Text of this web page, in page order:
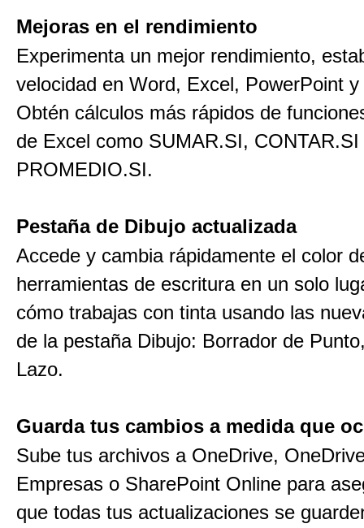
Mejoras en el rendimiento
Experimenta un mejor rendimiento,
velocidad en Word, Excel, PowerPoint
Obtén cálculos más rápidos de
de Excel como SUMAR.SI, CONTAR.SI
PROMEDIO.SI.
Pestaña de Dibujo actualizada
Accede y cambia rápidamente el color
herramientas de escritura en un solo
cómo trabajas con tinta usando las
de la pestaña Dibujo: Borrador de
Lazo.
Guarda tus cambios a medida que
Sube tus archivos a OneDrive,
Empresas o SharePoint Online para
que todas tus actualizaciones se